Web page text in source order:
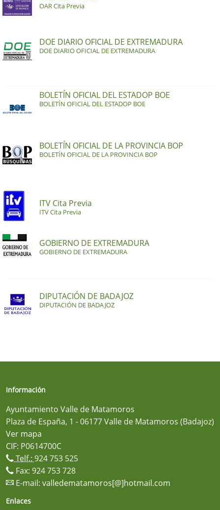
OAR Cita Previa
DOE DIARIO OFICIAL DE EXTREMADURA
DOE DIARIO OFICIAL DE EXTREMADURA
BOLETÍN OFICIAL DEL ESTADOP BOE
BOLETÍN OFICIAL DEL ESTADOP BOE
BOLETÍN OFICIAL DE LA PROVINCIA BOP
BOLETÍN OFICIAL DE LA PROVINCIA BOP
ITV Cita Previa
ITV Cita Previa
GOBIERNO DE EXTREMADURA
GOBIERNO DE EXTREMADURA
DIPUTACIÓN DE BADAJOZ
DIPUTACIÓN DE BADAJOZ
Información
Ayuntamiento Valle de Matamoros
Plaza de España, 1 - 06177 Valle de Matamoros (Badajoz)
Ver mapa
CIF: P0614700C
Telf.: 924 753 525
Fax: 924 753 728
E-mail: valledematamoros[@]hotmail.com
Enlaces